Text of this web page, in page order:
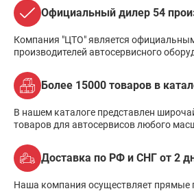
Официальный дилер 54
Компания "ЦТО" является
производителей автосервисного
Более 15000 товаров в
В нашем каталоге представлен
товаров для автосервисов любого
Доставка по РФ и СНГ от 2
Наша компания осуществляет прямые